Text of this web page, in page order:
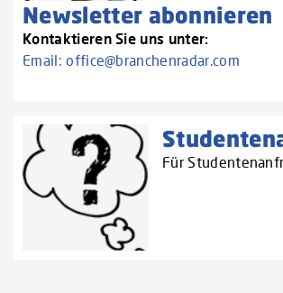
Newsletter abonnieren
Kontaktieren Sie uns unter:
Email:office@branchenradar.com
Für